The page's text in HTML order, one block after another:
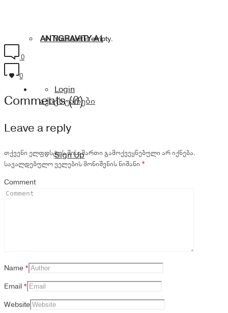
Your cart is empty.
Login
Sign Up
ANTIGRAVITY A1
აქსესუარები
0
0
Comments (0)
Leave a reply
თქვენი ელფოსტის მისამართი გამოქვეყნებული არ იქნება.
სავალდებულო ველების მონიშვნის ნიშანი *
Comment
Name *
Email *
Website